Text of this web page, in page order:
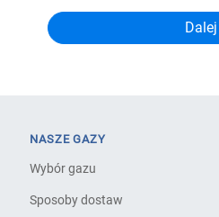
NASZE GAZY
Wybór gazu
Sposoby dostaw